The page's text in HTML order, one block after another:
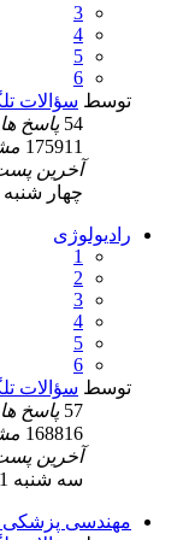
3
4
5
6
توسط سؤالات
54 پاسخ ها
175911
آخرین
چهار شنبه 4 خرداد 1401, 10:13 am
رادیولوژی
1
2
3
4
5
6
توسط سؤالات
57 پاسخ ها
168816
آخرین
سه شنبه 31 تیر 1399, 6:25 am
مهندسی پزشکی